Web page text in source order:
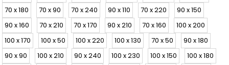
70 x 180
70 x 90 70 x 240 90 x 110 70 x 220
90 x 150
90 x 160
70 x 210 70 x 170 90 x 210 70 x 160
100 x 200
100 x 170
100 x 50 100 x 220 100 x 130 70 x 50
90 x 180
90 x 90
100 x 210 90 x 240 100 x 230 100 x 150
100 x 180